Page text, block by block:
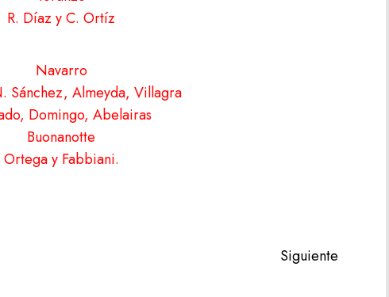
R. Díaz y C. Ortíz
Navarro
Sánchez, Almeyda, Villagra
Domingo, Abelairas
Buonanotte
Ortega y Fabbiani.
Siguiente